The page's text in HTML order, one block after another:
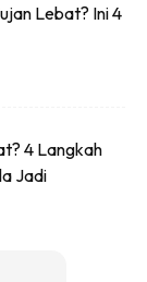
Lebat? Ini 4
4 Langkah
Jadi